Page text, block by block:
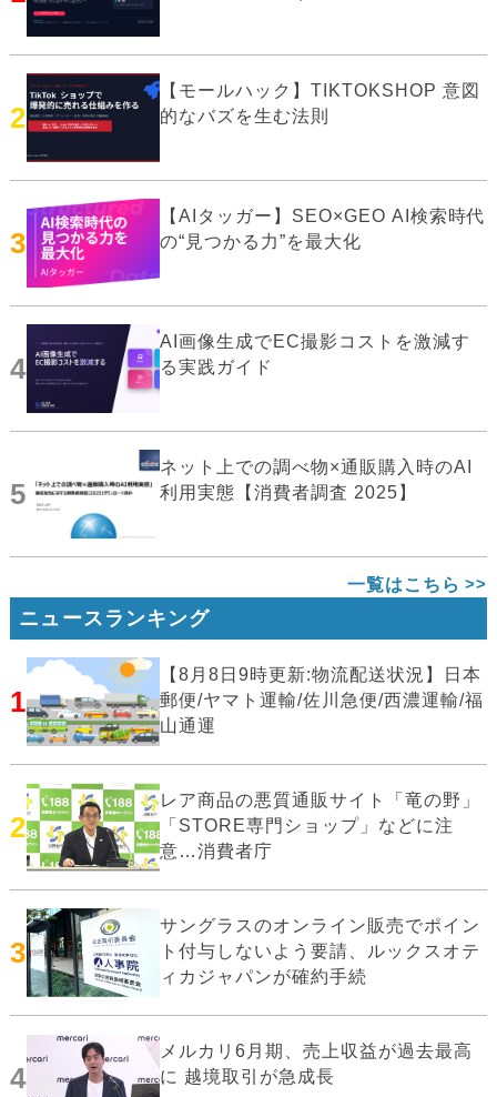
2
【モールハック】TIKTOKSHOP 意図
的なバズを生む法則
3
【AIタッガー】SEO×GEO AI検索時代
の“見つかる力”を最大化
4
AI画像生成でEC撮影コストを激減す
る実践ガイド
5
ネット上での調べ物×通販購入時のAI
利用実態【消費者調査 2025】
一覧はこちら
ニュースランキング
1
【8月8日9時更新:物流配送状況】日本
郵便/ヤマト運輸/佐川急便/西濃運輸/福
山通運
2
レア商品の悪質通販サイト「竜の野」
「STORE専門ショップ」などに注
意…消費者庁
3
サングラスのオンライン販売でポイン
ト付与しないよう要請、ルックスオテ
ィカジャパンが確約手続
4
メルカリ6月期、売上収益が過去最高
に 越境取引が急成長